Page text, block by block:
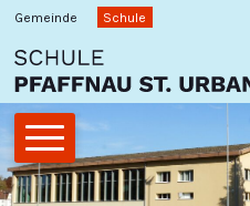
Navigieren in
Schnellnavigation
Gemeinde Schule
Hauptnavigation